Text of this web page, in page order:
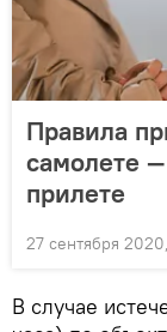
Правила
самолете —
прилете
27 сентября
В случае